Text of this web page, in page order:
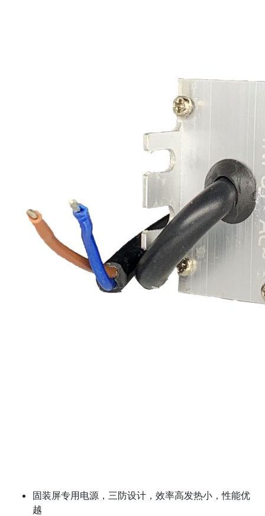
固装屏专用电源，三防设计，效率高发热小，性能优
越